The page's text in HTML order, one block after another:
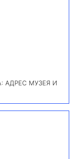
АДРЕС МУЗЕЯ И